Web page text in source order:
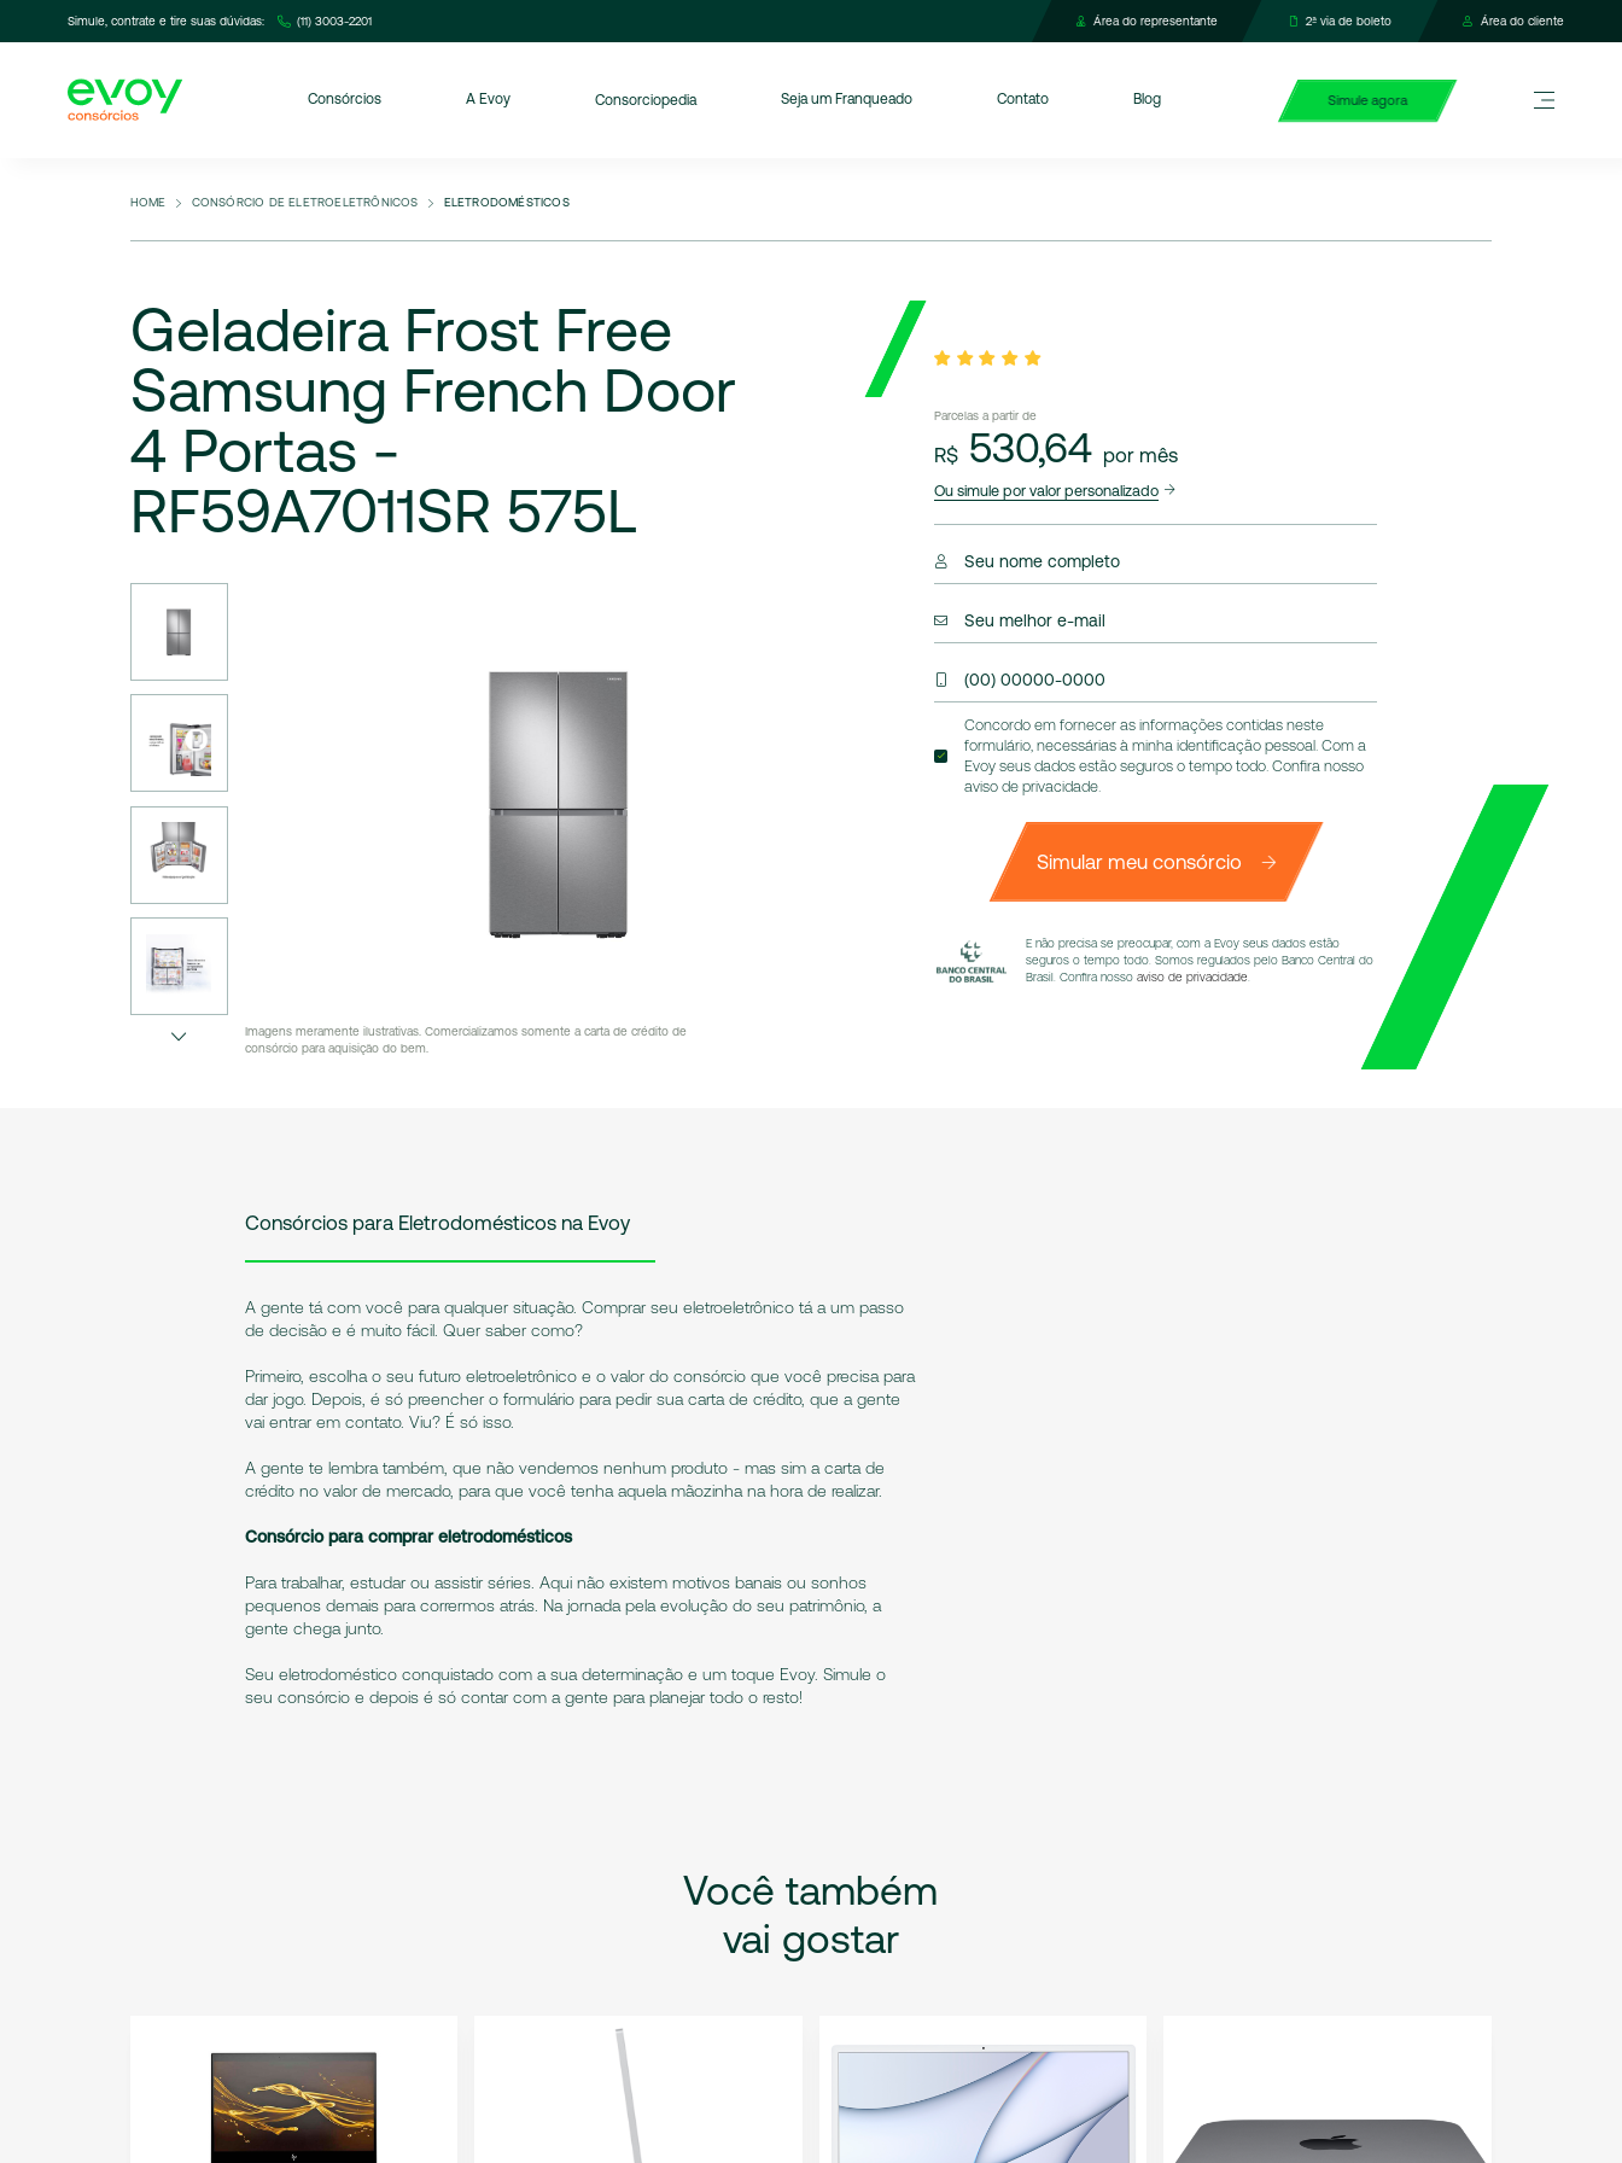
Simule, contrate e tire suas dúvidas: (11) 3003-2201 Área do representante 2ª via de boleto Área do cliente
Consórcios A Evoy Consorciopedia Seja um Franqueado Contato Blog Simule agora
HOME CONSÓRCIO DE ELETROELETRÔNICOS ELETRODOMÉSTICOS
Geladeira Frost Free
Samsung French Door
4 Portas -
RF59A7011SR 575L
Imagens meramente ilustrativas. Comercializamos somente a carta de crédito de
consórcio para aquisição do bem.
Parcelas a partir de
R$ 530,64 por mês
Ou simule por valor personalizado
Seu nome completo
Seu melhor e-mail
(00) 00000-0000
Concordo em fornecer as informações contidas neste
formulário, necessárias à minha identificação pessoal. Com a
Evoy seus dados estão seguros o tempo todo. Confira nosso
aviso de privacidade.
Simular meu consórcio
E não precisa se preocupar, com a Evoy seus dados estão
seguros o tempo todo. Somos regulados pelo Banco Central do
Brasil. Confira nosso aviso de privacidade.
Consórcios para Eletrodomésticos na Evoy
A gente tá com você para qualquer situação. Comprar seu eletroeletrônico tá a um passo
de decisão e é muito fácil. Quer saber como?
Primeiro, escolha o seu futuro eletroeletrônico e o valor do consórcio que você precisa para
dar jogo. Depois, é só preencher o formulário para pedir sua carta de crédito, que a gente
vai entrar em contato. Viu? É só isso.
A gente te lembra também, que não vendemos nenhum produto - mas sim a carta de
crédito no valor de mercado, para que você tenha aquela mãozinha na hora de realizar.
Consórcio para comprar eletrodomésticos
Para trabalhar, estudar ou assistir séries. Aqui não existem motivos banais ou sonhos
pequenos demais para corrermos atrás. Na jornada pela evolução do seu patrimônio, a
gente chega junto.
Seu eletrodoméstico conquistado com a sua determinação e um toque Evoy. Simule o
seu consórcio e depois é só contar com a gente para planejar todo o resto!
Você também
vai gostar